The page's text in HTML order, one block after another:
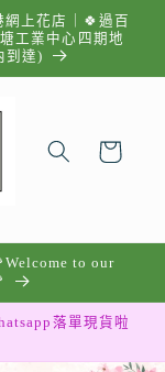
上花店｜🍀過百
工業中心四期地
到達)
物
to our
落單現貨啦